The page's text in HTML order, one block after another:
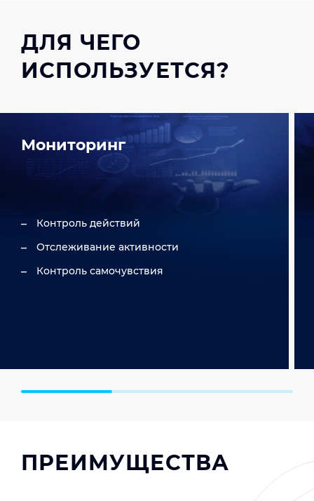
ДЛЯ ЧЕГО
ИСПОЛЬЗУЕТСЯ?
Мониторинг
Контроль действий
Отслеживание активности
Контроль самочувствия
ПРЕИМУЩЕСТВА